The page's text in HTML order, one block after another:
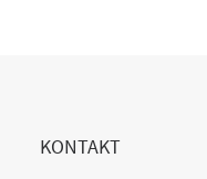
KONTAKT